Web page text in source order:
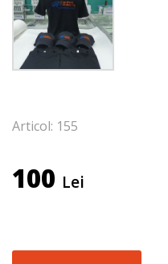
Articol: 155
100 Lei